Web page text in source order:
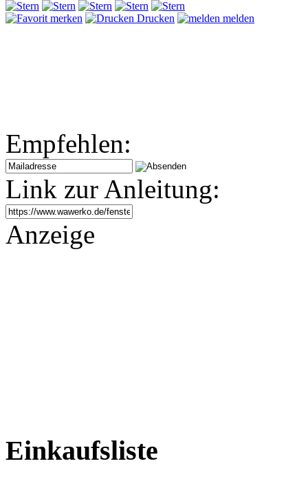
merken Drucken melden
Empfehlen:
Link zur Anleitung:
Anzeige
Einkaufsliste